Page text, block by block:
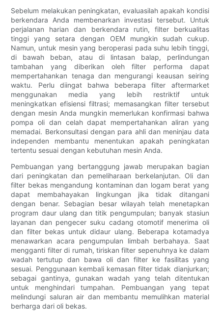
Sebelum melakukan peningkatan, evaluasilah apakah kondisi
berkendara Anda membenarkan investasi tersebut. Untuk
perjalanan harian dan berkendara rutin, filter berkualitas
tinggi yang setara dengan OEM mungkin sudah cukup.
Namun, untuk mesin yang beroperasi pada suhu lebih tinggi,
di bawah beban, atau di lintasan balap, perlindungan
tambahan yang diberikan oleh filter performa dapat
mempertahankan tenaga dan mengurangi keausan seiring
waktu. Perlu diingat bahwa beberapa filter aftermarket
menggunakan media yang lebih restriktif untuk
meningkatkan efisiensi filtrasi; memasangkan filter tersebut
dengan mesin Anda mungkin memerlukan konfirmasi bahwa
pompa oli dan celah dapat mempertahankan aliran yang
memadai. Berkonsultasi dengan para ahli dan meninjau data
independen membantu menentukan apakah peningkatan
tertentu sesuai dengan kebutuhan mesin Anda.
Pembuangan yang bertanggung jawab merupakan bagian
dari peningkatan dan pemeliharaan berkelanjutan. Oli dan
filter bekas mengandung kontaminan dan logam berat yang
dapat membahayakan lingkungan jika tidak ditangani
dengan benar. Sebagian besar wilayah telah menetapkan
program daur ulang dan titik pengumpulan; banyak stasiun
layanan dan pengecer suku cadang otomotif menerima oli
dan filter bekas untuk didaur ulang. Beberapa kotamadya
menawarkan acara pengumpulan limbah berbahaya. Saat
mengganti filter di rumah, tiriskan filter sepenuhnya ke dalam
wadah tertutup dan bawa oli dan filter ke fasilitas yang
sesuai. Penggunaan kembali kemasan filter tidak dianjurkan;
sebagai gantinya, gunakan wadah yang telah ditentukan
untuk menghindari tumpahan. Pembuangan yang tepat
melindungi saluran air dan membantu memulihkan material
berharga dari oli bekas.